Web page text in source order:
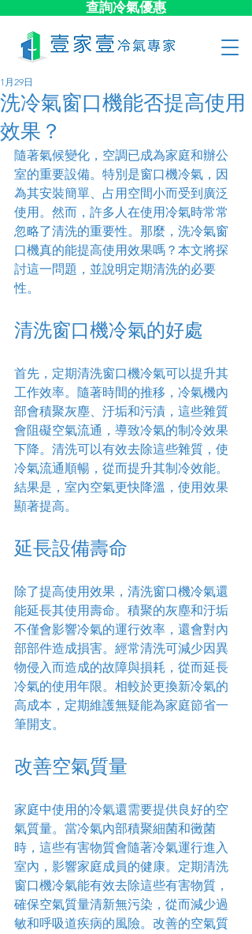
查詢冷氣優惠
洗冷氣窗口機能否提高使用
效果？
1月29日
隨著氣候變化，空調已成為家庭和辦公
室的重要設備。特別是窗口機冷氣，因
為其安裝簡單、占用空間小而受到廣泛
使用。然而，許多人在使用冷氣時常常
忽略了清洗的重要性。那麼，洗冷氣窗
口機真的能提高使用效果嗎？本文將探
討這一問題，並說明定期清洗的必要
性。
清洗窗口機冷氣的好處
首先，定期清洗窗口機冷氣可以提升其
工作效率。隨著時間的推移，冷氣機內
部會積聚灰塵、汙垢和污漬，這些雜質
會阻礙空氣流通，導致冷氣的制冷效果
下降。清洗可以有效去除這些雜質，使
冷氣流通順暢，從而提升其制冷效能。
結果是，室內空氣更快降溫，使用效果
顯著提高。
延長設備壽命
除了提高使用效果，清洗窗口機冷氣還
能延長其使用壽命。積聚的灰塵和汙垢
不僅會影響冷氣的運行效率，還會對內
部部件造成損害。經常清洗可減少因異
物侵入而造成的故障與損耗，從而延長
冷氣的使用年限。相較於更換新冷氣的
高成本，定期維護無疑能為家庭節省一
筆開支。
改善空氣質量
家庭中使用的冷氣還需要提供良好的空
氣質量。當冷氣內部積聚細菌和黴菌
時，這些有害物質會隨著冷氣運行進入
室內，影響家庭成員的健康。定期清洗
窗口機冷氣能有效去除這些有害物質，
確保空氣質量清新無污染，從而減少過
敏和呼吸道疾病的風險。改善的空氣質